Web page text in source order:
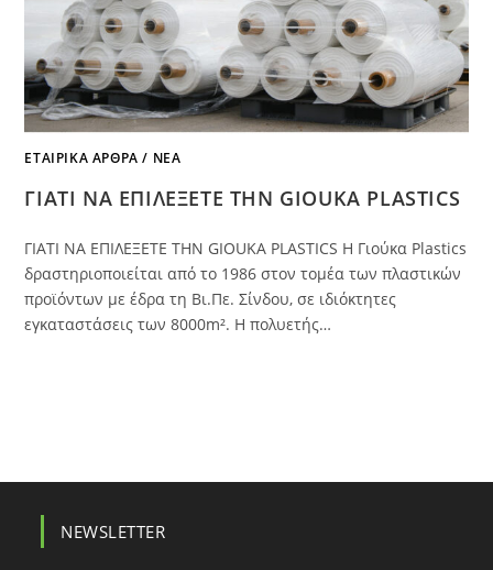
ΕΤΑΙΡΙΚΆ ΆΡΘΡΑ / ΝΈΑ
ΓΙΑΤΙ NA ΕΠΙΛΕΞΕΤΕ ΤΗΝ GIOUKA PLASTICS
ΓΙΑΤΙ ΝΑ ΕΠΙΛΕΞΕΤΕ ΤΗΝ GIOUKA PLASTICS Η Γιούκα Plastics
δραστηριοποιείται από το 1986 στον τομέα των πλαστικών
προϊόντων με έδρα τη Βι.Πε. Σίνδου, σε ιδιόκτητες
εγκαταστάσεις των 8000m². Η πολυετής…
NEWSLETTER